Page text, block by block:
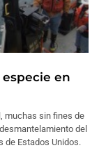
en
muchas sin fines de
del
de Estados Unidos.